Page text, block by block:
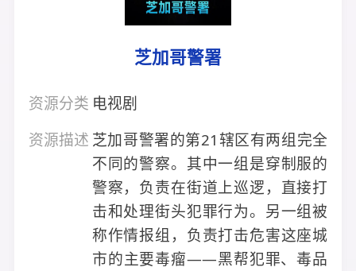
芝加哥警署
资源分类 电视剧
资源描述 芝加哥警署的第21辖区有两组完全
不同的警察。其中一组是穿制服的
警察，负责在街道上巡逻，直接打
击和处理街头犯罪行为。另一组被
称作情报组，负责打击危害这座城
市的主要毒瘤——黑帮犯罪、毒品